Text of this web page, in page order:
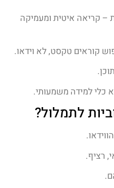
– קריאה איטית ומעמיקה
כלי למידה משמעותי.
לתמלול?
רציף.